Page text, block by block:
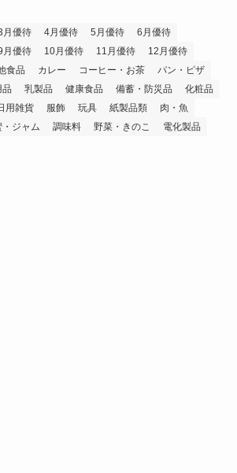
月優待 4月優待 5月優待
6月優待
月優待 10月優待 11月優待
12月優待
食品 カレー コーヒー・お茶
パン・ピザ
品 乳製品 健康食品 備蓄・防災品
化粧品
用雑貨 服飾 玩具 紙製品類
肉・魚
・ジャム 調味料 野菜・きのこ
電化製品